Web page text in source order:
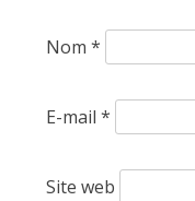
Nom*
E-mail*
Site web